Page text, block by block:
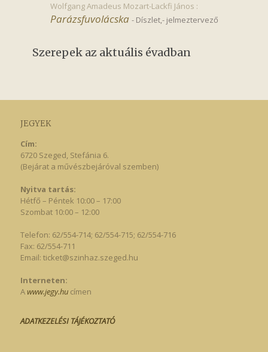
Wolfgang Amadeus Mozart-Lackfi János :
Parázsfuvolácska - Díszlet,- jelmeztervező
Szerepek az aktuális évadban
JEGYEK
Cím:
6720 Szeged, Stefánia 6.
(Bejárat a művészbejáróval szemben)
Nyitva tartás:
Hétfő – Péntek 10:00 – 17:00
Szombat 10:00 – 12:00
Telefon: 62/554-714; 62/554-715; 62/554-716
Fax: 62/554-711
Email: ticket@szinhaz.szeged.hu
Interneten:
Awww.jegy.hucímen
ADATKEZELÉSI TÁJÉKOZTATÓ